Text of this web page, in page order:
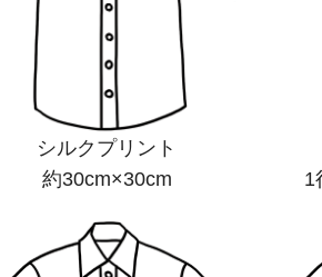
シルクプリント
約30cm×30cm
1